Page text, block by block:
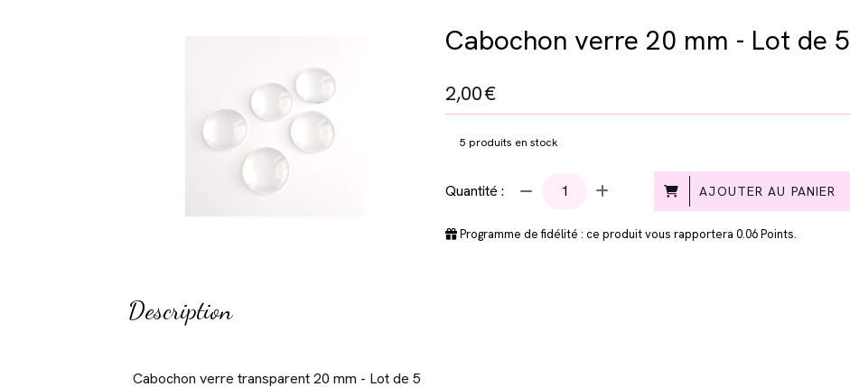
Cabochon verre 20 mm - Lot de 5
2,00€
5 produits en stock
Quantité : AJOUTER AU PANIER
Programme de fidélité : ce produit vous rapportera0.06Points.
Description
Cabochon verre transparent 20 mm - Lot de 5